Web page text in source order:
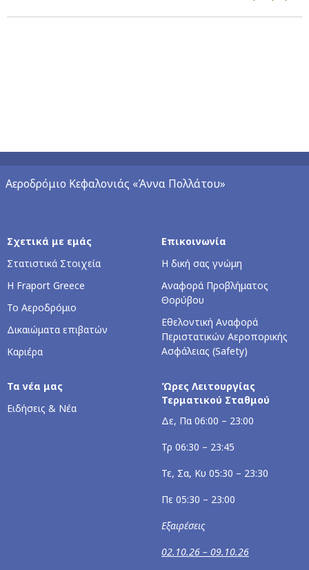
Αεροδρόμιο Κεφαλονιάς «Άννα Πολλάτου»
Σχετικά με εμάς
Στατιστικά Στοιχεία
Η Fraport Greece
Το Αεροδρόμιο
Δικαιώματα επιβατών
Καριέρα
Επικοινωνία
Η δική σας γνώμη
Αναφορά Προβλήματος
Θορύβου
Εθελοντική Αναφορά
Περιστατικών Αεροπορικής
Ασφάλειας (Safety)
Τα νέα μας
Ειδήσεις & Νέα
Ώρες Λειτουργίας
Τερματικού Σταθμού
Δε, Πα 06:00 – 23:00
Τρ 06:30 – 23:45
Τε, Σα, Κυ 05:30 – 23:30
Πε 05:30 – 23:00
Εξαιρέσεις
02.10.26 – 09.10.26